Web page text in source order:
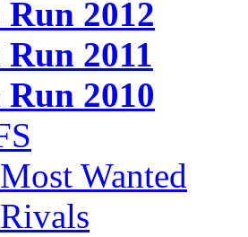
2012
2011
2010
Wanted